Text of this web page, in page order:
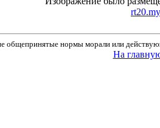
нормы морали или
На